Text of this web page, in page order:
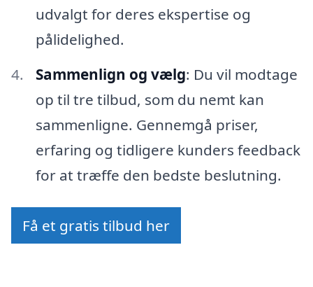
udvalgt for deres ekspertise og
pålidelighed.
Sammenlign og vælg: Du vil modtage
op til tre tilbud, som du nemt kan
sammenligne. Gennemgå priser,
erfaring og tidligere kunders feedback
for at træffe den bedste beslutning.
Få et gratis tilbud her